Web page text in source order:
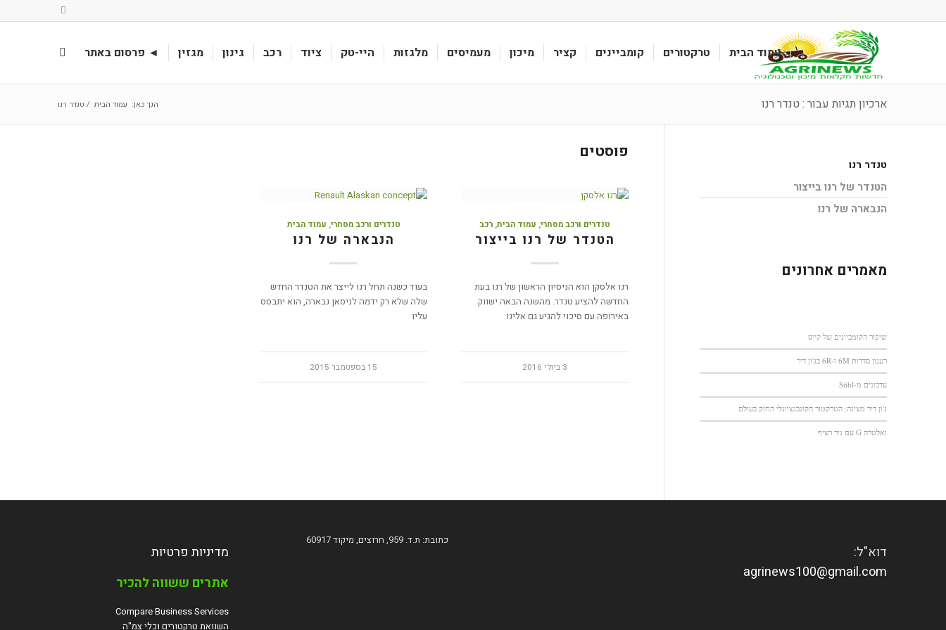
עמוד הבית טרקטורים קומביינים קציר מיכון מעמיסים מלגזות היי-טק ציוד רכב גינון מגזין ◄ פרסום באתר
ארכיון תגיות עבור : טנדר רנו הנך כאן: עמוד הבית / טנדר רנו
פוסטים
טנדרים ורכב מסחרי, עמוד הבית, רכב
הטנדר של רנו בייצור
רנו אלסקן הוא הניסיון הראשון של רנו בעת
החדשה להציע טנדר. מהשנה הבאה ישווק
באירופה עם סיכוי להגיע גם אלינו
3 ביולי 2016
טנדרים ורכב מסחרי, עמוד הבית
הנבארה של רנו
בעוד כשנה תחל רנו לייצר את הטנדר החדש
שלה שלא רק ידמה לניסאן נבארה, הוא יתבסס
עליו
15 בספטמבר 2015
טנדר רנו
הטנדר של רנו בייצור
הנבארה של רנו
מאמרים אחרונים
שיפור הקומביינים של קייס
רענון סדרות 6M ו-6R בג'ון דיר
עדכונים מ-Stihl
ג'ון דיר מציגה: הטרקטור הקונבנציונלי החזק בעולם
ואלטרה G עם גיר רציף
דוא"ל:
agrinews100@gmail.com
כתובת: ת.ד. 959, חרוצים, מיקוד 60917
מדיניות פרטיות
אתרים ששווה להכיר
Compare Business Services
השוואת טרקטורים וכלי צמ"ה